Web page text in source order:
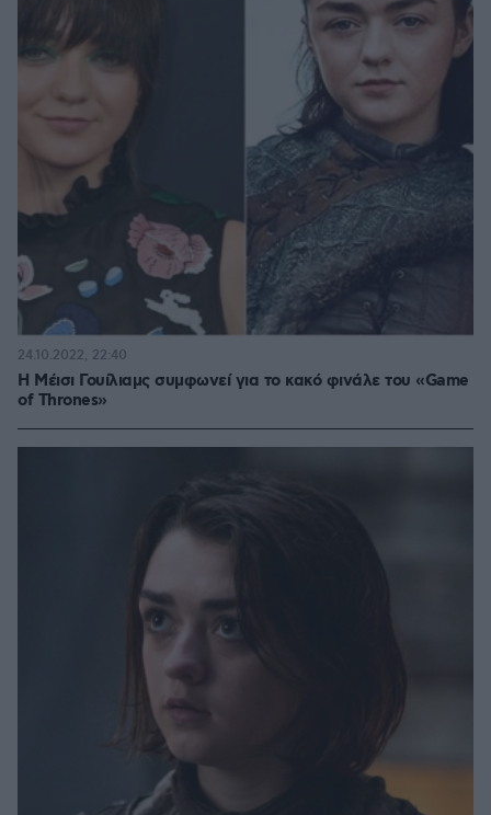
Η Μέισι Γουίλιαμς συμφωνεί για το κακό φινάλε του «Game
of Thrones»
24.10.2022, 22:40